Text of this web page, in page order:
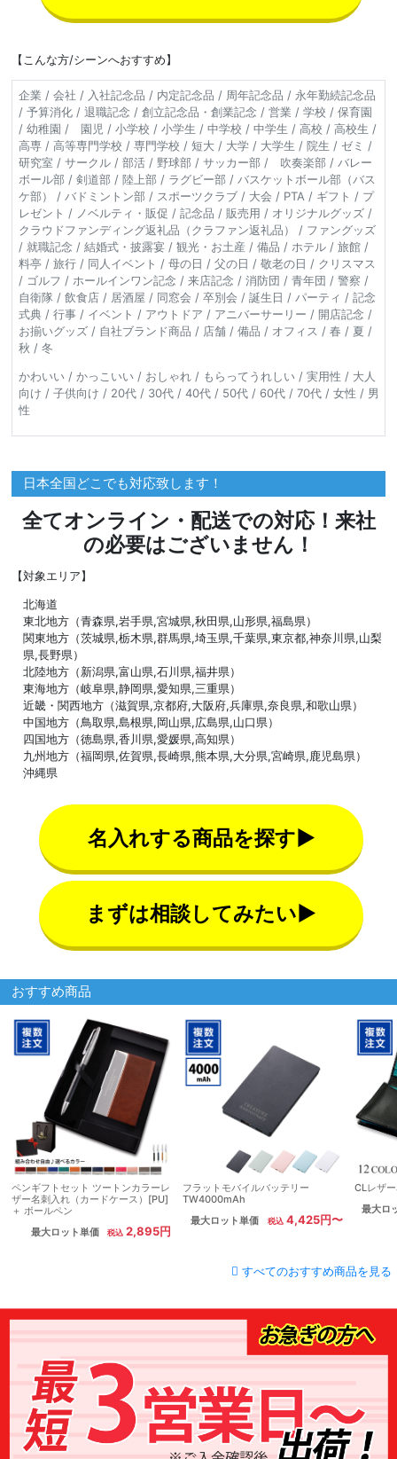
【こんな方/シーンへおすすめ】
企業 / 会社 / 入社記念品 / 内定記念品 / 周年記念品 / 永年勤続記念品
/ 予算消化 / 退職記念 / 創立記念品・創業記念 / 営業 / 学校 / 保育園
/ 幼稚園 / 園児 / 小学校 / 小学生 / 中学校 / 中学生 / 高校 / 高校生 /
高専 / 高等専門学校 / 専門学校 / 短大 / 大学 / 大学生 / 院生 / ゼミ /
研究室 / サークル / 部活 / 野球部 / サッカー部 / 吹奏楽部 / バレー
ボール部 / 剣道部 / 陸上部 / ラグビー部 / バスケットボール部（バス
ケ部） / バドミントン部 / スポーツクラブ / 大会 / PTA / ギフト / プ
レゼント / ノベルティ・販促 / 記念品 / 販売用 / オリジナルグッズ /
クラウドファンディング返礼品（クラファン返礼品） / ファングッズ
/ 就職記念 / 結婚式・披露宴 / 観光・お土産 / 備品 / ホテル / 旅館 /
料亭 / 旅行 / 同人イベント / 母の日 / 父の日 / 敬老の日 / クリスマス
/ ゴルフ / ホールインワン記念 / 来店記念 / 消防団 / 青年団 / 警察 /
自衛隊 / 飲食店 / 居酒屋 / 同窓会 / 卒別会 / 誕生日 / パーティ / 記念
式典 / 行事 / イベント / アウトドア / アニバーサーリー / 開店記念 /
お揃いグッズ / 自社ブランド商品 / 店舗 / 備品 / オフィス / 春 / 夏 /
秋 / 冬
かわいい / かっこいい / おしゃれ / もらってうれしい / 実用性 / 大人
向け / 子供向け / 20代 / 30代 / 40代 / 50代 / 60代 / 70代 / 女性 / 男
性
日本全国どこでも対応致します！
全てオンライン・配送での対応！来社
の必要はございません！
【対象エリア】
北海道
東北地方（青森県,岩手県,宮城県,秋田県,山形県,福島県）
関東地方（茨城県,栃木県,群馬県,埼玉県,千葉県,東京都,神奈川県,山梨
県,長野県）
北陸地方（新潟県,富山県,石川県,福井県）
東海地方（岐阜県,静岡県,愛知県,三重県）
近畿・関西地方（滋賀県,京都府,大阪府,兵庫県,奈良県,和歌山県）
中国地方（鳥取県,島根県,岡山県,広島県,山口県）
四国地方（徳島県,香川県,愛媛県,高知県）
九州地方（福岡県,佐賀県,長崎県,熊本県,大分県,宮崎県,鹿児島県）
沖縄県
名入れする商品を探す▶
まずは相談してみたい▶
おすすめ商品
ペンギフトセット ツートンカラーレ
ザー名刺入れ（カードケース）[PU]
＋ ボールペン
最大ロット単価
2,895円
フラットモバイルバッテリー
TW4000mAh
最大ロット単価
4,425円〜
CLレザ
最大ロ
すべてのおすすめ商品を見る